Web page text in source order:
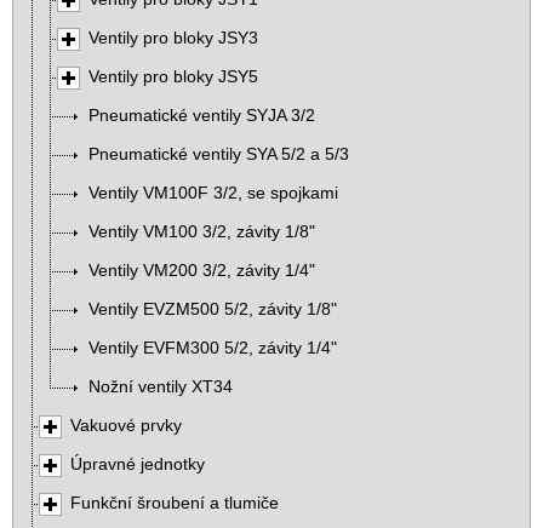
Ventily pro bloky JSY3
Ventily pro bloky JSY5
Pneumatické ventily SYJA 3/2
Pneumatické ventily SYA 5/2 a 5/3
Ventily VM100F 3/2, se spojkami
Ventily VM100 3/2, závity 1/8"
Ventily VM200 3/2, závity 1/4"
Ventily EVZM500 5/2, závity 1/8"
Ventily EVFM300 5/2, závity 1/4"
Nožní ventily XT34
Vakuové prvky
Úpravné jednotky
Funkční šroubení a tlumiče